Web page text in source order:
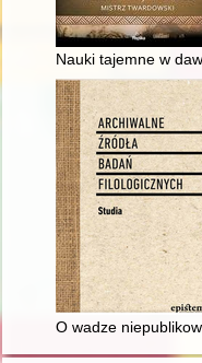
Nauki tajemne w
O wadze